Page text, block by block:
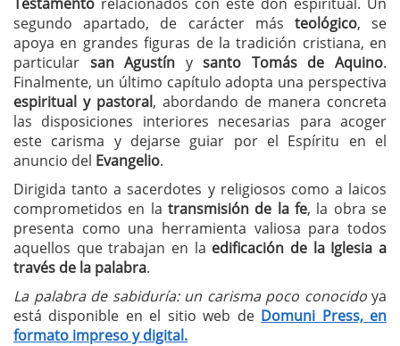
segundo apartado, de carácter más teológico, se
apoya en grandes figuras de la tradición cristiana, en
particular san Agustín ysanto Tomás de Aquino.
Finalmente, un último capítulo adopta una perspectiva
espiritual y pastoral, abordando de manera concreta
las disposiciones interiores necesarias para acoger
este carisma y dejarse guiar por el Espíritu en el
anuncio del Evangelio.
Dirigida tanto a sacerdotes y religiosos como a laicos
comprometidos en la transmisión de la fe, la obra se
presenta como una herramienta valiosa para todos
aquellos que trabajan en la edificación de la Iglesia a
través de la palabra.
La palabra de sabiduría: un carisma poco conocidoya
está disponible en el sitio web de Domuni Press, en
formato impreso y digital.